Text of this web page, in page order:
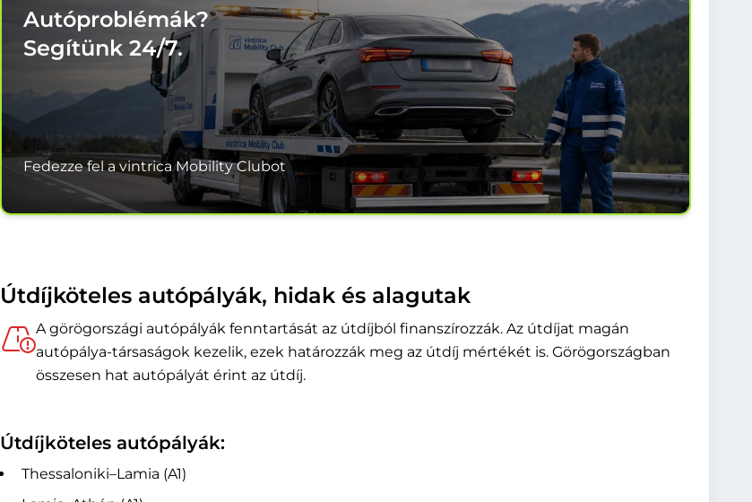
Autóproblémák?
Segítünk24/7.
Fedezze fel a vintrica Mobility Clubot
Útdíjköteles autópályák, hidak és alagutak
A görögországi autópályák fenntartását az útdíjból finanszírozzák. Az útdíjat magán
autópálya-társaságok kezelik, ezek határozzák meg az útdíj mértékét is. Görögországban
összesen hat autópályát érint az útdíj.
Útdíjköteles autópályák:
Thessaloniki–Lamia (A1)